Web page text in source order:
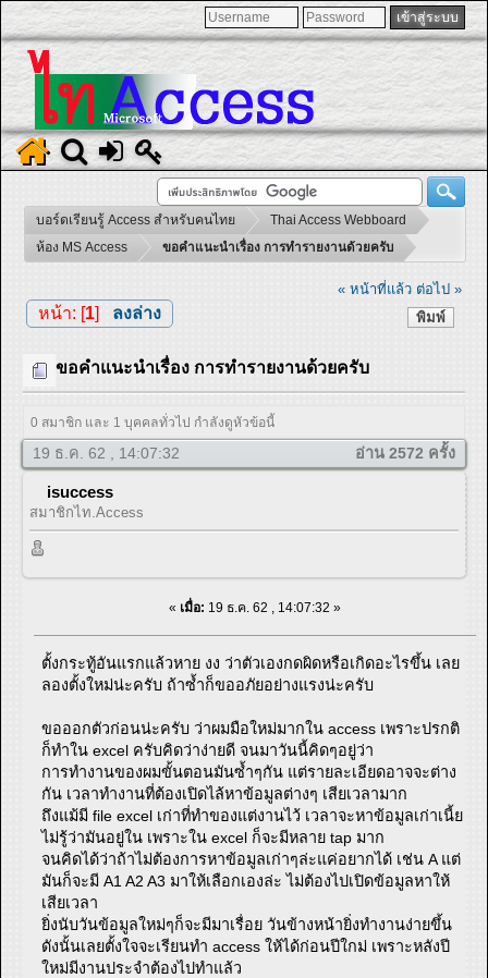
บอร์ดเรียนรู้ Access สำหรับคนไทย
Thai Access Webboard
ห้อง MS Access
ขอคำแนะนำเรื่อง การทำรายงานด้วยครับ
« หน้าที่แล้ว ต่อไป »
พิมพ์
หน้า: [1] ลงล่าง
ขอคำแนะนำเรื่อง การทำรายงานด้วยครับ
0 สมาชิก และ 1 บุคคลทั่วไป กำลังดูหัวข้อนี้
19 ธ.ค. 62 , 14:07:32 อ่าน 2572 ครั้ง
isuccess
สมาชิกไท.Access
« เมื่อ: 19 ธ.ค. 62 , 14:07:32 »
ตั้งกระทู้อันแรกแล้วหาย งง ว่าตัวเองกดผิดหรือเกิดอะไรขึ้น เลย
ลองตั้งใหม่น่ะครับ ถ้าซ้ำก็ขออภัยอย่างแรงน่ะครับ
ขอออกตัวก่อนน่ะครับ ว่าผมมือใหม่มากใน access เพราะปรกติ
ก็ทำใน excel ครับคิดว่าง่ายดี จนมาวันนี้คิดๆอยู่ว่า
การทำงานของผมขั้นตอนมันซ้ำๆกัน แต่รายละเอียดอาจจะต่าง
กัน เวลาทำงานที่ต้องเปิดไล้หาข้อมูลต่างๆ เสียเวลามาก
ถึงแม้มี file excel เก่าที่ทำของแต่งานไว้ เวลาจะหาข้อมูลเก่าเนี้ย
ไม่รู้ว่ามันอยู่ใน เพราะใน excel ก็จะมีหลาย tap มาก
จนคิดได้ว่าถ้าไม่ต้องการหาข้อมูลเก่าๆล่ะแค่อยากได้ เช่น A แต่
มันก็จะมี A1 A2 A3 มาให้เลือกเองล่ะ ไม่ต้องไปเปิดข้อมูลหาให้
เสียเวลา
ยิ่งนับวันข้อมูลใหม่ๆก็จะมีมาเรื่อย วันข้างหน้ายิ่งทำงานง่ายขึ้น
ดังนั้นเลยตั้งใจจะเรียนทำ access ให้ได้ก่อนปีใกม่ เพราะหลังปี
ใหม่มีงานประจำต้องไปทำแล้ว